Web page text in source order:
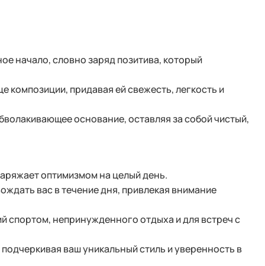
начало, словно заряд позитива, который
придавая ей свежесть, легкость и
основание, оставляя за собой чистый,
оптимизмом на целый день.
вас в течение дня, привлекая внимание
спортом, непринужденного отдыха и для встреч с
ваш уникальный стиль и уверенность в